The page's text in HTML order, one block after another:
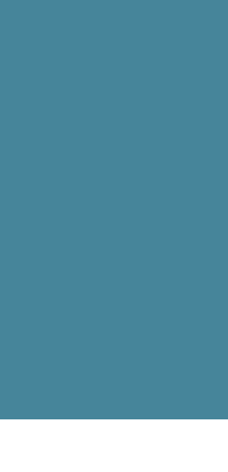
La
émérites
CONSEILS D’ADMINISTRATION